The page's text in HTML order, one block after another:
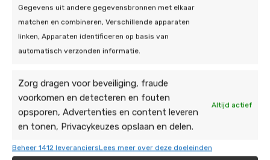
Gegevens uit andere gegevensbronnen met elkaar
matchen en combineren, Verschillende apparaten
linken, Apparaten identificeren op basis van
automatisch verzonden informatie.
Zorg dragen voor beveiliging, fraude
voorkomen en detecteren en fouten
opsporen, Advertenties en content leveren
en tonen, Privacykeuzes opslaan en delen.
Altijd actief
Beheer 1412 leveranciersLees meer over deze doeleinden
Toegang tot subsidies en regelingen
duurzame installaties.
Hogere woningwaardeen toekomstbestendige
investering.
De Duurzame Jongens:
jouw installateur in
Zevenaar
Wij combineren vakkennis met persoonlijke service.